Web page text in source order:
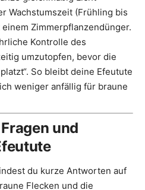
Wachstumszeit (Frühling bis
Zimmerpflanzendünger.
Kontrolle des
umzutopfen, bevor die
So bleibt deine Efeutute
weniger anfällig für braune
und
du kurze Antworten auf
Flecken und die